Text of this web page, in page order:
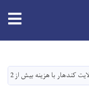
از 2 میلیون افغانی تکمیل و به بهره برداری سپرده شد